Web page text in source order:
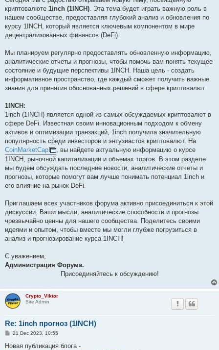
криптовалюте 1inch (1INCH). Эта тема будет играть важную роль в
нашем сообществе, предоставляя глубокий анализ и обновления по
курсу 1INCH, который является ключевым компонентом в мире
децентрализованных финансов (DeFi).
Мы планируем регулярно предоставлять обновленную информацию,
аналитические отчеты и прогнозы, чтобы помочь вам понять текущее
состояние и будущие перспективы 1INCH. Наша цель - создать
информативное пространство, где каждый сможет получить важные
знания для принятия обоснованных решений в сфере криптовалют.
1INCH:
1inch (1INCH) является одной из самых обсуждаемых криптовалют в
сфере DeFi. Известная своим инновационным подходом к обмену
активов и оптимизации транзакций, 1inch получила значительную
популярность среди инвесторов и энтузиастов криптовалют. На
CoinMarketCap
, вы найдете актуальную информацию о курсе
1INCH, рыночной капитализации и объемах торгов. В этом разделе
мы будем обсуждать последние новости, аналитические отчеты и
прогнозы, которые помогут вам лучше понимать потенциал 1inch и
его влияние на рынок DeFi.
Приглашаем всех участников форума активно присоединиться к этой
дискуссии. Ваши мысли, аналитические способности и прогнозы
чрезвычайно ценны для нашего сообщества. Поделитесь своими
идеями и опытом, чтобы вместе мы могли глубже погрузиться в
анализ и прогнозирование курса 1INCH!
С уважением,
Администрация Форума.
Присоединяйтесь к обсуждению!
Crypto_Viktor
Site Admin
Re: 1inch прогноз (1INCH)
P
s
21 Dec 2023, 10:55
Новая публикация блога -